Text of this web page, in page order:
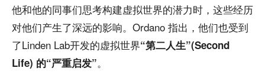
他和他的同事们思考构建虚拟世界的潜力时，这些经历
对他们产生了深远的影响。Ordano 指出，他们也受到
了Linden Lab开发的虚拟世界“第二人生”(Second
Life) 的“严重启发”。